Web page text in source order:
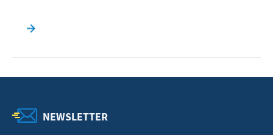
NEWSLETTER